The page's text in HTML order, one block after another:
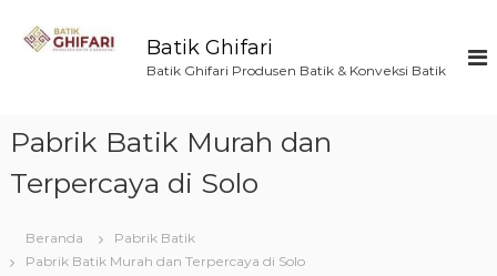
Batik Ghifari
Batik Ghifari Produsen Batik & Konveksi Batik
Pabrik Batik Murah dan
Terpercaya di Solo
Beranda
Pabrik Batik
Pabrik Batik Murah dan Terpercaya di Solo